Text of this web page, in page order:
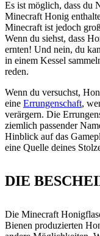
Es ist möglich, dass du
Minecraft Honig
Minecraft ist jedoch
Wenn du siehst, dass
ernten! Und nein, du
in einem Kessel
reden.
Wenn du versuchst,
eine Errungenschaft,
verärgern. Die
ziemlich passender
Hinblick auf das
eine Quelle deines
DIE
Die Minecraft
Bienen produzierten